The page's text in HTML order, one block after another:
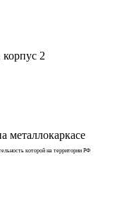
2
металлокаркасе
которой на территории РФ